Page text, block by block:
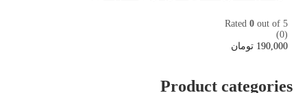
Rated 0 out of 5
(0)
190,000 تومان
Product categories